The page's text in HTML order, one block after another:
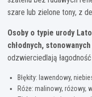
szare lub zielone tony, z
Osoby o typie urody
chłodnych,
odzwierciedlają
Błękity: lawendowy,
Róże: malinowy, różowy,